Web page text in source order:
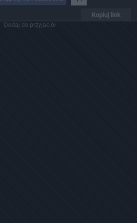
Kopiuj link
Dodaj do przyjaciół